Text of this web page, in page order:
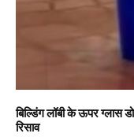
बिल्डिंग लॉबी के ऊपर ग्लास
रिसाव